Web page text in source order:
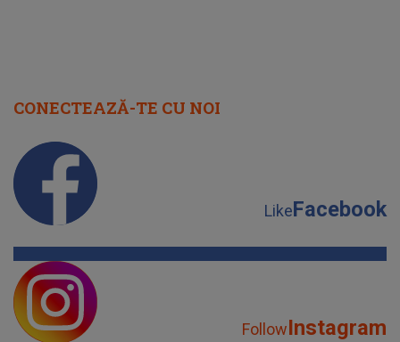
CONECTEAZĂ-TE CU NOI
LikeFacebook
FollowInstagram